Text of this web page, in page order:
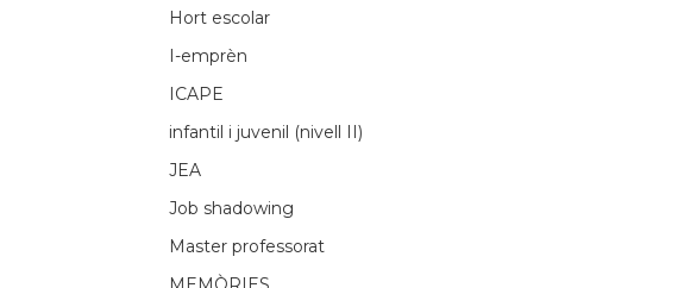
Hort escolar
I-emprèn
ICAPE
infantil i juvenil (nivell II)
JEA
Job shadowing
Master professorat